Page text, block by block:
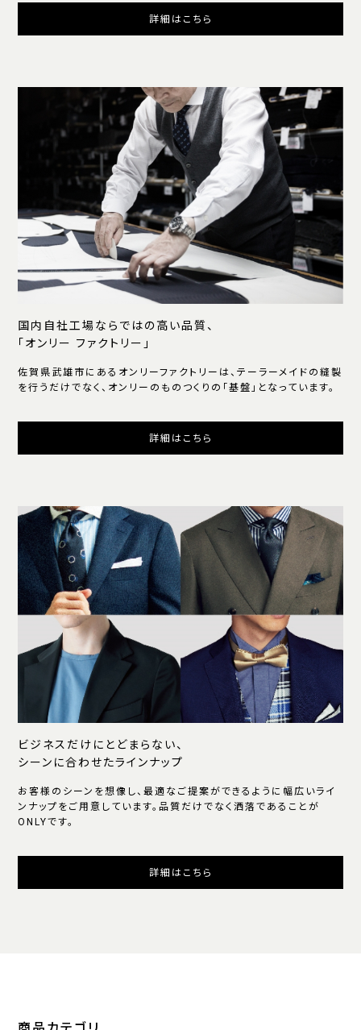
詳細はこちら
国内自社工場ならではの高い品質、
「オンリー ファクトリー」
佐賀県武雄市にあるオンリーファクトリーは、テーラーメイドの縫製
を行うだけでなく、オンリーのものつくりの「基盤」となっています。
詳細はこちら
ビジネスだけにとどまらない、
シーンに合わせたラインナップ
お客様のシーンを想像し、最適なご提案ができるように幅広いライ
ンナップをご用意しています。品質だけでなく洒落であることが
ONLYです。
詳細はこちら